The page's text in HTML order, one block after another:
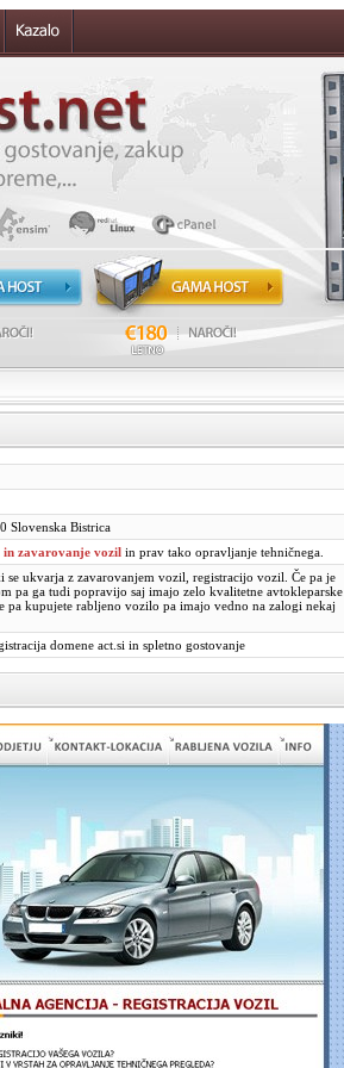
Slovenska Bistrica
zavarovanje vozil in prav tako opravljanje tehničnega.
se ukvarja z zavarovanjem vozil, registracijo vozil. Če pa je
pa ga tudi popravijo saj imajo zelo kvalitetne avtokleparske
pa kupujete rabljeno vozilo pa imajo vedno na zalogi nekaj
domene act.si in spletno gostovanje